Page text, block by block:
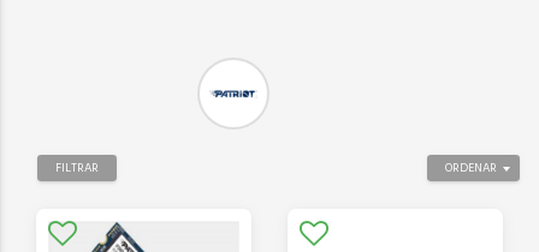
ORDENAR
FILTRAR